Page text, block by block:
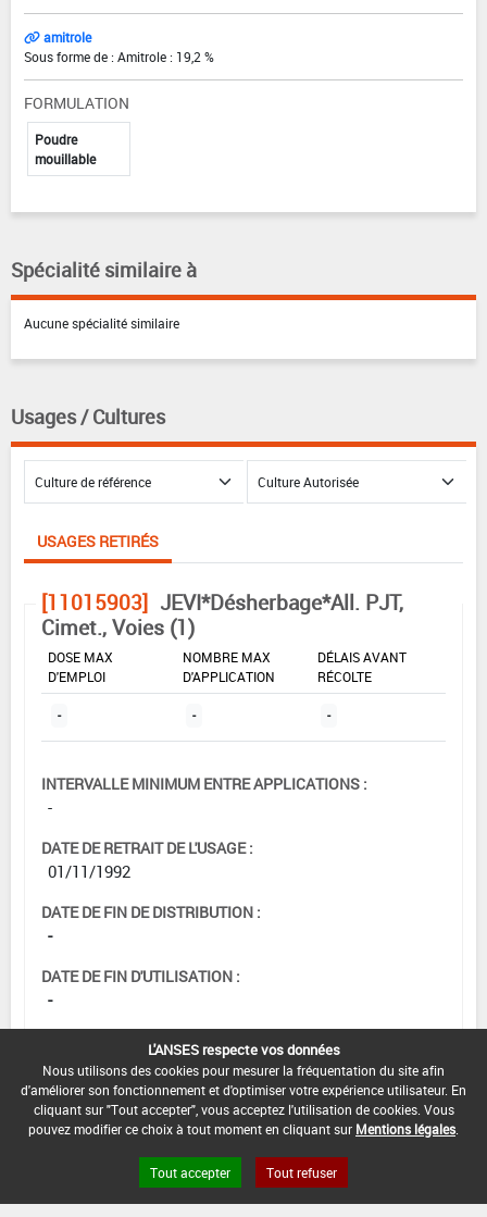
amitrole
Sous forme de : Amitrole : 19,2 %
FORMULATION
Poudre
mouillable
Spécialité similaire à
Aucune spécialité similaire
Usages / Cultures
USAGES RETIRÉS
[11015903] JEVI*Désherbage*All. PJT,
Cimet., Voies (1)
DOSE MAX
D'EMPLOI
NOMBRE MAX
D'APPLICATION
DÉLAIS AVANT
RÉCOLTE
- - -
INTERVALLE MINIMUM ENTRE APPLICATIONS :
-
DATE DE RETRAIT DE L'USAGE :
01/11/1992
DATE DE FIN DE DISTRIBUTION :
-
DATE DE FIN D'UTILISATION :
-
L'ANSES respecte vos données
Nous utilisons des cookies pour mesurer la fréquentation du site afin
d'améliorer son fonctionnement et d'optimiser votre expérience utilisateur. En
cliquant sur "Tout accepter", vous acceptez l'utilisation de cookies. Vous
pouvez modifier ce choix à tout moment en cliquant sur Mentions légales
Tout accepter Tout refuser